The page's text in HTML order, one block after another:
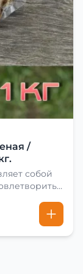
/
собой
солят.
и
рыба